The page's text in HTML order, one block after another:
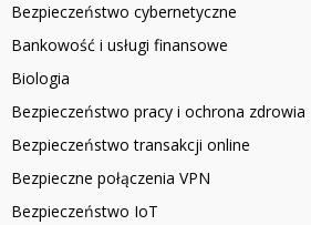
Bezpieczeństwo cybernetyczne
Bankowość i usługi finansowe
Biologia
Bezpieczeństwo pracy i ochrona zdrowia
Bezpieczeństwo transakcji online
Bezpieczne połączenia VPN
Bezpieczeństwo IoT